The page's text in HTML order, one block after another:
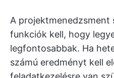
A projektmenedzsment
funkciók kell, hogy
legfontosabbak. Ha
számú eredményt kell